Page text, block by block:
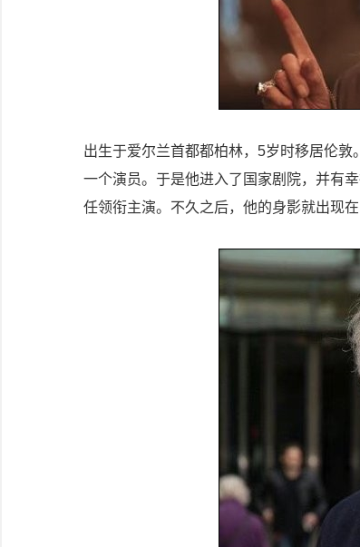
出生于爱尔兰首都都柏林，5岁时移居伦
一个演员。于是他进入了国家剧院，并有
任领衔主演。不久之后，他的身影就出现